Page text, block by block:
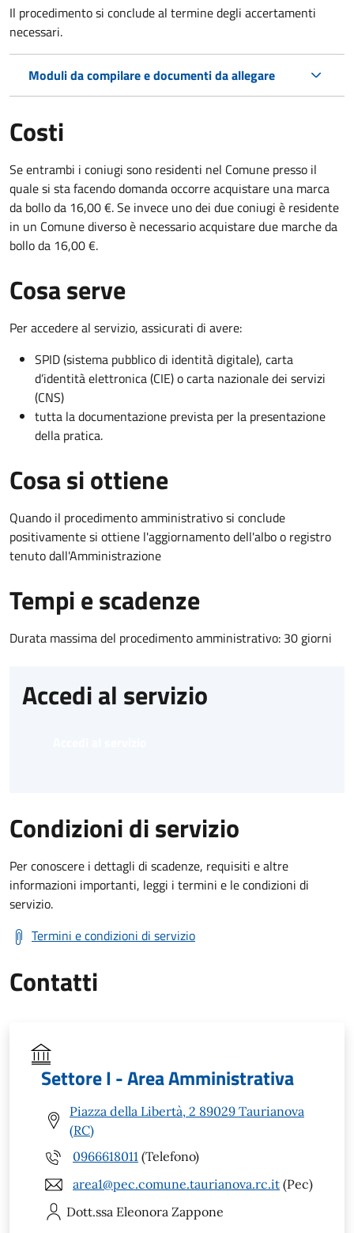
Il procedimento si conclude al termine degli accertamenti
necessari.
Moduli da compilare e documenti da allegare
Costi
Se entrambi i coniugi sono residenti nel Comune presso il
quale si sta facendo domanda occorre acquistare una marca
da bollo da 16,00 €. Se invece uno dei due coniugi è residente
in un Comune diverso è necessario acquistare due marche da
bollo da 16,00 €.
Cosa serve
Per accedere al servizio, assicurati di avere:
SPID (sistema pubblico di identità digitale), carta
d’identità elettronica (CIE) o carta nazionale dei servizi
(CNS)
tutta la documentazione prevista per la presentazione
della pratica.
Cosa si ottiene
Quando il procedimento amministrativo si conclude
positivamente si ottiene l'aggiornamento dell'albo o registro
tenuto dall'Amministrazione
Tempi e scadenze
Durata massima del procedimento amministrativo: 30 giorni
Accedi al servizio
Condizioni di servizio
Per conoscere i dettagli di scadenze, requisiti e altre
informazioni importanti, leggi i termini e le condizioni di
servizio.
Termini e condizioni di servizio
Contatti
Settore I - Area Amministrativa
Piazza della Libertà, 2 89029 Taurianova
(RC)
0966618011 (Telefono)
area1@pec.comune.taurianova.rc.it (Pec)
Dott.ssa Eleonora Zappone